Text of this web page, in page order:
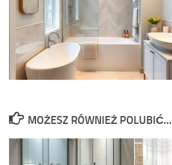
MOŻESZ RÓWNIEŻ POLUBIĆ…